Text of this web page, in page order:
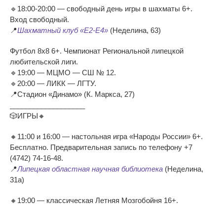
🔹18:00-20:00 — свободный день игры в шахматы 6+.
Вход свободный.
📍Шахматный клуб «Е2-Е4» (Неделина, 63)
Футбол 8х8 6+. Чемпионат Региональной липецкой
любительской лиги.
🔹19:00 — МЦМО — СШ № 12.
🔹20:00 — ЛИКК — ЛГТУ.
📍Стадион «Динамо» (К. Маркса, 27)
🎲ИГРЫ🔸
🔸11:00 и 16:00 — настольная игра «Народы России» 6+.
Бесплатно. Предварительная запись по телефону +7
(4742) 74-16-48.
📍Липецкая областная научная библиотека (Неделина,
31а)
🔸19:00 — классическая Летняя Мозгобойня 16+.